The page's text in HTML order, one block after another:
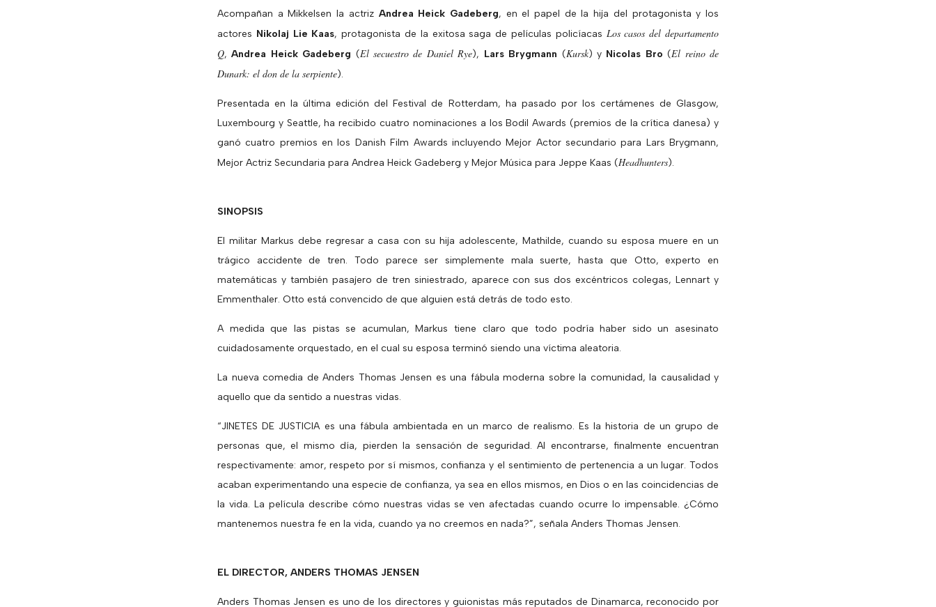
Acompañan a Mikkelsen la actriz Andrea Heick Gadeberg, en el papel de la hija del protagonista y los
actores Nikolaj Lie Kaas, protagonista de la exitosa saga de películas policíacas Los casos del departamento
Q,Andrea Heick Gadeberg (El secuestro de Daniel Rye), Lars Brygmann (Kursk) y Nicolas Bro (El reino de
Dunark: el don de la serpiente).
Presentada en la última edición del Festival de Rotterdam, ha pasado por los certámenes de Glasgow,
Luxembourg y Seattle, ha recibido cuatro nominaciones a los Bodil Awards (premios de la crítica danesa) y
ganó cuatro premios en los Danish Film Awards incluyendo Mejor Actor secundario para Lars Brygmann,
Mejor Actriz Secundaria para Andrea Heick Gadeberg y Mejor Música para Jeppe Kaas (Headhunters).
SINOPSIS
El militar Markus debe regresar a casa con su hija adolescente, Mathilde, cuando su esposa muere en un
trágico accidente de tren. Todo parece ser simplemente mala suerte, hasta que Otto, experto en
matemáticas y también pasajero de tren siniestrado, aparece con sus dos excéntricos colegas, Lennart y
Emmenthaler. Otto está convencido de que alguien está detrás de todo esto.
A medida que las pistas se acumulan, Markus tiene claro que todo podría haber sido un asesinato
cuidadosamente orquestado, en el cual su esposa terminó siendo una víctima aleatoria.
La nueva comedia de Anders Thomas Jensen es una fábula moderna sobre la comunidad, la causalidad y
aquello que da sentido a nuestras vidas.
“JINETES DE JUSTICIA es una fábula ambientada en un marco de realismo. Es la historia de un grupo de
personas que, el mismo día, pierden la sensación de seguridad. Al encontrarse, finalmente encuentran
respectivamente: amor, respeto por sí mismos, confianza y el sentimiento de pertenencia a un lugar. Todos
acaban experimentando una especie de confianza, ya sea en ellos mismos, en Dios o en las coincidencias de
la vida. La película describe cómo nuestras vidas se ven afectadas cuando ocurre lo impensable. ¿Cómo
mantenemos nuestra fe en la vida, cuando ya no creemos en nada?”, señala Anders Thomas Jensen.
EL DIRECTOR, ANDERS THOMAS JENSEN
Anders Thomas Jensen es uno de los directores y guionistas más reputados de Dinamarca, reconocido por